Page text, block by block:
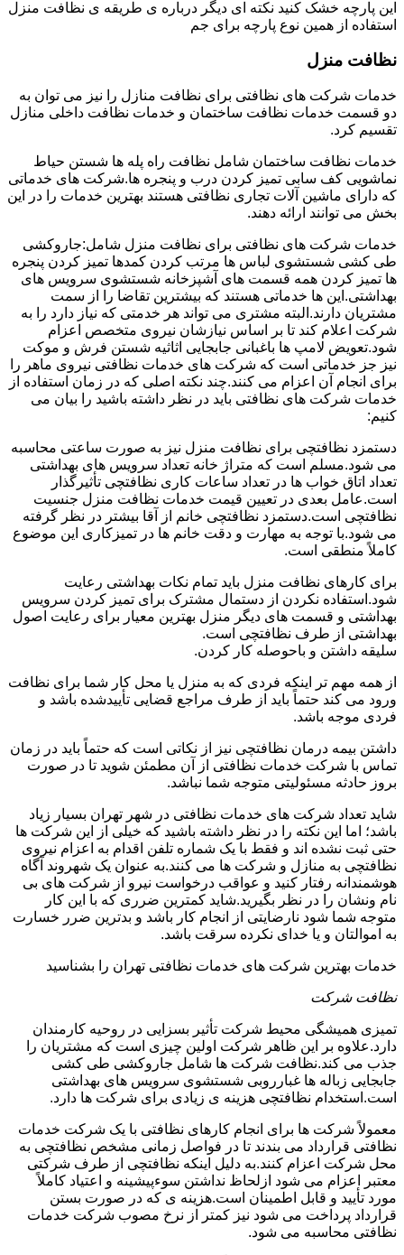
این پارچه خشک کنید نکته ای دیگر درباره ی طریقه ی نظافت منزل
استفاده از همین نوع پارچه برای جم
نظافت منزل
خدمات شرکت های نظافتی برای نظافت منازل را نیز می توان به
دو قسمت خدمات نظافت ساختمان و خدمات نظافت داخلی منازل
تقسیم کرد.
خدمات نظافت ساختمان شامل نظافت راه پله ها شستن حیاط
نماشویی کف سابی تمیز کردن درب و پنجره ها.شرکت های خدماتی
که دارای ماشین آلات تجاری نظافتی هستند بهترین خدمات را در این
بخش می توانند ارائه دهند.
خدمات شرکت های نظافتی برای نظافت منزل شامل:جاروکشی
طی کشی شستشوی لباس ها مرتب کردن کمدها تمیز کردن پنجره
ها تمیز کردن همه قسمت های آشپزخانه شستشوی سرویس های
بهداشتی.این ها خدماتی هستند که بیشترین تقاضا را از سمت
مشتریان دارند.البته مشتری می تواند هر خدمتی که نیاز دارد را به
شرکت اعلام کند تا بر اساس نیازشان نیروی متخصص اعزام
شود.تعویض لامپ ها باغبانی جابجایی اثاثیه شستن فرش و موکت
نیز جز خدماتی است که شرکت های خدمات نظافتی نیروی ماهر را
برای انجام آن اعزام می کنند.چند نکته اصلی که در زمان استفاده از
خدمات شرکت های نظافتی باید در نظر داشته باشید را بیان می
کنیم:
دستمزد نظافتچی برای نظافت منزل نیز به صورت ساعتی محاسبه
می شود.مسلم است که متراژ خانه تعداد سرویس های بهداشتی
تعداد اتاق خواب ها در تعداد ساعات کاری نظافتچی تأثیرگذار
است.عامل بعدی در تعیین قیمت خدمات نظافت منزل جنسیت
نظافتچی است.دستمزد نظافتچی خانم از آقا بیشتر در نظر گرفته
می شود.با توجه به مهارت و دقت خانم ها در تمیزکاری این موضوع
کاملاً منطقی است.
برای کارهای نظافت منزل باید تمام نکات بهداشتی رعایت
شود.استفاده نکردن از دستمال مشترک برای تمیز کردن سرویس
بهداشتی و قسمت های دیگر منزل بهترین معیار برای رعایت اصول
بهداشتی از طرف نظافتچی است.
سلیقه داشتن و باحوصله کار کردن.
از همه مهم تر اینکه فردی که به منزل یا محل کار شما برای نظافت
ورود می کند حتماً باید از طرف مراجع قضایی تأییدشده باشد و
فردی موجه باشد.
داشتن بیمه درمان نظافتچی نیز از نکاتی است که حتماً باید در زمان
تماس با شرکت خدمات نظافتی از آن مطمئن شوید تا در صورت
بروز حادثه مسئولیتی متوجه شما نباشد.
شاید تعداد شرکت های خدمات نظافتی در شهر تهران بسیار زیاد
باشد؛ اما این نکته را در نظر داشته باشید که خیلی از این شرکت ها
حتی ثبت نشده اند و فقط با یک شماره تلفن اقدام به اعزام نیروی
نظافتچی به منازل و شرکت ها می کنند.به عنوان یک شهروند آگاه
هوشمندانه رفتار کنید و عواقب درخواست نیرو از شرکت های بی
نام ونشان را در نظر بگیرید.شاید کمترین ضرری که با این کار
متوجه شما شود نارضایتی از انجام کار باشد و بدترین ضرر خسارت
به اموالتان و یا خدای نکرده سرقت باشد.
خدمات بهترین شرکت های خدمات نظافتی تهران را بشناسید
نظافت شرکت
تمیزی همیشگی محیط شرکت تأثیر بسزایی در روحیه کارمندان
دارد.علاوه بر این ظاهر شرکت اولین چیزی است که مشتریان را
جذب می کند.نظافت شرکت ها شامل جاروکشی طی کشی
جابجایی زباله ها غبارروبی شستشوی سرویس های بهداشتی
است.استخدام نظافتچی هزینه ی زیادی برای شرکت ها دارد.
معمولاً شرکت ها برای انجام کارهای نظافتی با یک شرکت خدمات
نظافتی قرارداد می بندند تا در فواصل زمانی مشخص نظافتچی به
محل شرکت اعزام کنند.به دلیل اینکه نظافتچی از طرف شرکتی
معتبر اعزام می شود ازلحاظ نداشتن سوءپیشینه و اعتیاد کاملاً
مورد تأیید و قابل اطمینان است.هزینه ی که در صورت بستن
قرارداد پرداخت می شود نیز کمتر از نرخ مصوب شرکت خدمات
نظافتی محاسبه می شود.